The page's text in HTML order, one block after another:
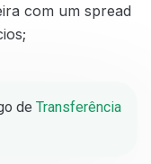
com um spread
de Transferência